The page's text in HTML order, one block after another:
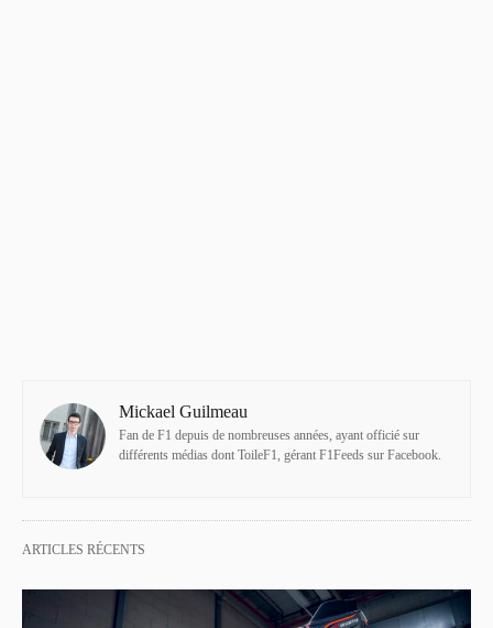
Mickael Guilmeau
Fan de F1 depuis de nombreuses années, ayant officié sur
différents médias dont ToileF1, gérant F1Feeds sur Facebook.
ARTICLES RÉCENTS